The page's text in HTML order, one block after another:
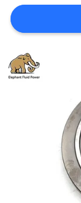
PRIVACY
POLICY